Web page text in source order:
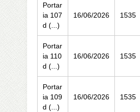
Portar
ia 107
d (...)
16/06/2026 1535
Portar
ia 110
d (...)
16/06/2026 1535
Portar
ia 109
d (...)
16/06/2026 1535